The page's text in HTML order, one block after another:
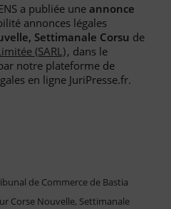
d'Annonces Légales
a publiée une annonce
annonces légales
Settimanale Corsu de
(SARL), dans le
notre plateforme de
en ligne JuriPresse.fr.
de Commerce de Bastia
Corse Nouvelle, Settimanale